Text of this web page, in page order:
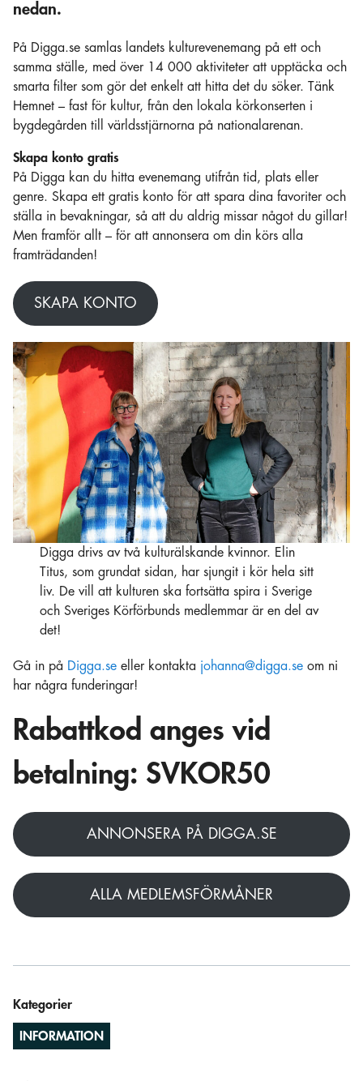
nedan.
På Digga.se samlas landets kulturevenemang på ett och
samma ställe, med över 14 000 aktiviteter att upptäcka och
smarta filter som gör det enkelt att hitta det du söker. Tänk
Hemnet – fast för kultur, från den lokala körkonserten i
bygdegården till världsstjärnorna på nationalarenan.
Skapa konto gratis
På Digga kan du hitta evenemang utifrån tid, plats eller
genre. Skapa ett gratis konto för att spara dina favoriter och
ställa in bevakningar, så att du aldrig missar något du gillar!
Men framför allt – för att annonsera om din körs alla
framträdanden!
SKAPA KONTO
Digga drivs av två kulturälskande kvinnor. Elin
Titus, som grundat sidan, har sjungit i kör hela sitt
liv. De vill att kulturen ska fortsätta spira i Sverige
och Sveriges Körförbunds medlemmar är en del av
det!
Gå in på Digga.se eller kontakta johanna@digga.se om ni
har några funderingar!
Rabattkod anges vid
betalning: SVKOR50
ANNONSERA PÅ DIGGA.SE
ALLA MEDLEMSFÖRMÅNER
Kategorier
INFORMATION